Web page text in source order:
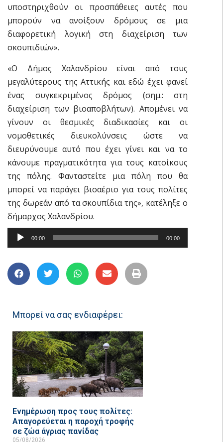
υποστηριχθούν οι προσπάθειες αυτές που
μπορούν να ανοίξουν δρόμους σε μια
διαφορετική λογική στη διαχείριση των
σκουπιδιών».
«Ο Δήμος Χαλανδρίου είναι από τους
μεγαλύτερους της Αττικής και εδώ έχει φανεί
ένας συγκεκριμένος δρόμος (σημ.: στη
διαχείριση των βιοαποβλήτων). Απομένει να
γίνουν οι θεσμικές διαδικασίες και οι
νομοθετικές διευκολύνσεις ώστε να
διευρύνουμε αυτό που έχει γίνει και να το
κάνουμε πραγματικότητα για τους κατοίκους
της πόλης. Φανταστείτε μια πόλη που θα
μπορεί να παράγει βιοαέριο για τους πολίτες
της δωρεάν από τα σκουπίδια της», κατέληξε ο
δήμαρχος Χαλανδρίου.
Πρόγραμμα
Αναπαραγωγής
00:00 00:00
Μπορεί να σας ενδιαφέρει:
Ενημέρωση προς τους πολίτες:
Απαγορεύεται η παροχή τροφής
σε ζώα άγριας πανίδας
05/08/2026